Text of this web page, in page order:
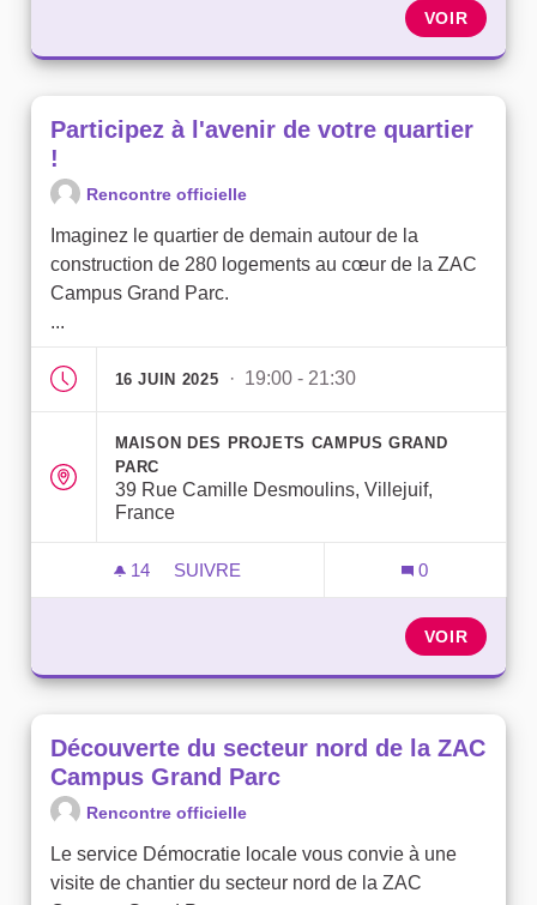
VOIR
Participez à l'avenir de votre quartier
!
Rencontre officielle
Imaginez le quartier de demain autour de la
construction de 280 logements au cœur de la ZAC
Campus Grand Parc.
...
16 JUIN 2025 · 19:00 - 21:30
MAISON DES PROJETS CAMPUS GRAND
PARC
39 Rue Camille Desmoulins, Villejuif,
France
14 14 ABONNÉS
SUIVRE
0
VOIR
Découverte du secteur nord de la ZAC
Campus Grand Parc
Rencontre officielle
Le service Démocratie locale vous convie à une
visite de chantier du secteur nord de la ZAC